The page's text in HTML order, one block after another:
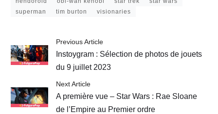
superman
tim burton visionaries
Previous Article
Instoygram : Sélection de photos de jouets
du 9 juillet 2023
Next Article
A première vue – Star Wars : Rae Sloane
de l’Empire au Premier ordre